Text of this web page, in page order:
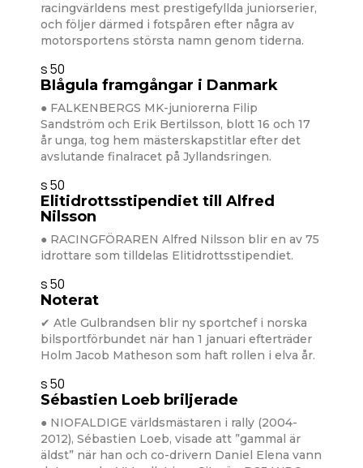
racingvärldens mest prestigefyllda juniorserier,
och följer därmed i fotspåren efter några av
motorsportens största namn genom tiderna.
s 50
BIågula framgångar i Danmark
● FALKENBERGS MK-juniorerna Filip
Sandström och Erik Bertilsson, blott 16 och 17
år unga, tog hem mästerskapstitlar efter det
avslutande finalracet på Jyllandsringen.
s 50
Elitidrottsstipendiet till Alfred
Nilsson
● RACINGFÖRAREN Alfred Nilsson blir en av 75
idrottare som tilldelas Elitidrottsstipendiet.
s 50
Noterat
✔ Atle Gulbrandsen blir ny sportchef i norska
bilsportförbundet när han 1 januari efterträder
Holm Jacob Matheson som haft rollen i elva år.
s 50
Sébastien Loeb briljerade
● NIOFALDIGE världsmästaren i rally (2004-
2012), Sébastien Loeb, visade att ”gammal är
äldst” när han och co-drivern Daniel Elena vann